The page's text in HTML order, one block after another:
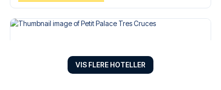
VIS FLERE HOTELLER